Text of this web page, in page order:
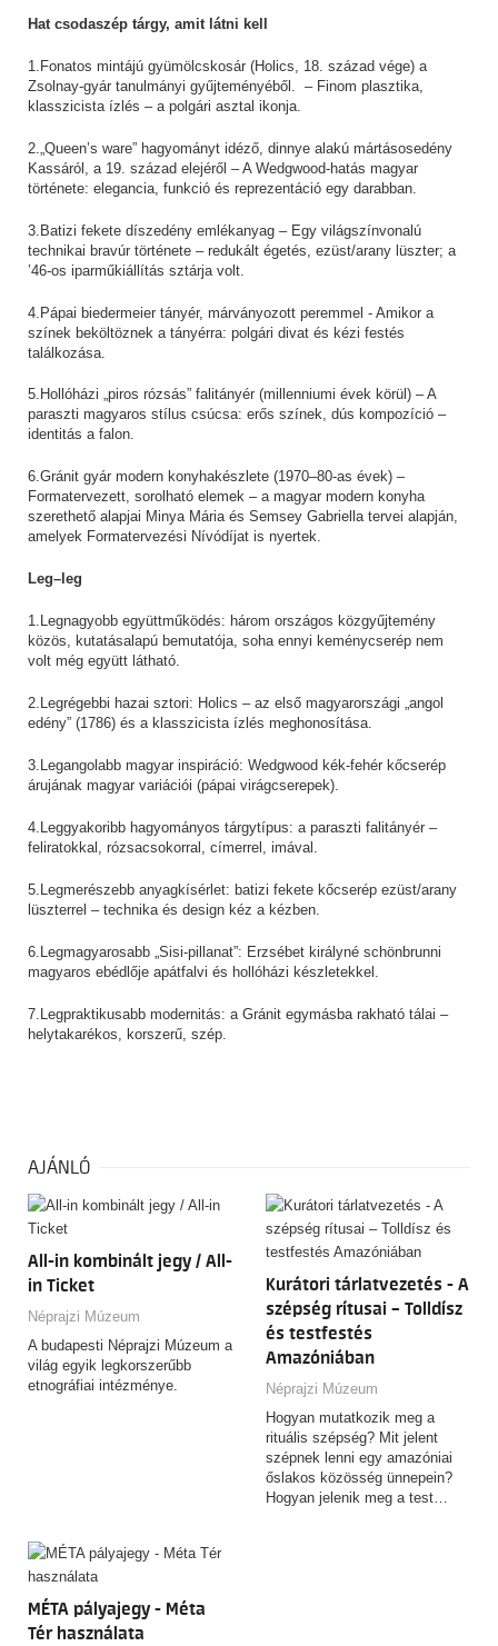
Hat csodaszép tárgy, amit látni kell
1.Fonatos mintájú gyümölcskosár (Holics, 18. század vége) a
Zsolnay-gyár tanulmányi gyűjteményéből. – Finom plasztika,
klasszicista ízlés – a polgári asztal ikonja.
2.„Queen’s ware” hagyományt idéző, dinnye alakú mártásosedény
Kassáról, a 19. század elejéről – A Wedgwood-hatás magyar
története: elegancia, funkció és reprezentáció egy darabban.
3.Batizi fekete díszedény emlékanyag – Egy világszínvonalú
technikai bravúr története – redukált égetés, ezüst/arany lüszter; a
’46-os iparműkiállítás sztárja volt.
4.Pápai biedermeier tányér, márványozott peremmel - Amikor a
színek beköltöznek a tányérra: polgári divat és kézi festés
találkozása.
5.Hollóházi „piros rózsás” falitányér (millenniumi évek körül) – A
paraszti magyaros stílus csúcsa: erős színek, dús kompozíció –
identitás a falon.
6.Gránit gyár modern konyhakészlete (1970–80-as évek) –
Formatervezett, sorolható elemek – a magyar modern konyha
szerethető alapjai Minya Mária és Semsey Gabriella tervei alapján,
amelyek Formatervezési Nívódíjat is nyertek.
Leg–leg
1.Legnagyobb együttműködés: három országos közgyűjtemény
közös, kutatásalapú bemutatója, soha ennyi keménycserép nem
volt még együtt látható.
2.Legrégebbi hazai sztori: Holics – az első magyarországi „angol
edény” (1786) és a klasszicista ízlés meghonosítása.
3.Legangolabb magyar inspiráció: Wedgwood kék-fehér kőcserép
árujának magyar variációi (pápai virágcserepek).
4.Leggyakoribb hagyományos tárgytípus: a paraszti falitányér –
feliratokkal, rózsacsokorral, címerrel, imával.
5.Legmerészebb anyagkísérlet: batizi fekete kőcserép ezüst/arany
lüszterrel – technika és design kéz a kézben.
6.Legmagyarosabb „Sisi-pillanat”: Erzsébet királyné schönbrunni
magyaros ebédlője apátfalvi és hollóházi készletekkel.
7.Legpraktikusabb modernitás: a Gránit egymásba rakható tálai –
helytakarékos, korszerű, szép.
AJÁNLÓ
All-in kombinált jegy / All-
in Ticket
Néprajzi Múzeum
A budapesti Néprajzi Múzeum a
világ egyik legkorszerűbb
etnográfiai intézménye.
Kurátori tárlatvezetés - A
szépség rítusai – Tolldísz
és testfestés
Amazóniában
Néprajzi Múzeum
Hogyan mutatkozik meg a
rituális szépség? Mit jelent
szépnek lenni egy amazóniai
őslakos közösség ünnepein?
Hogyan jelenik meg a test…
MÉTA pályajegy - Méta
Tér használata